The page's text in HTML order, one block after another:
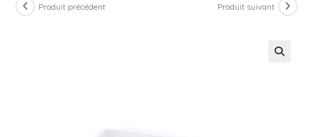
Produit précédent Produit suivant